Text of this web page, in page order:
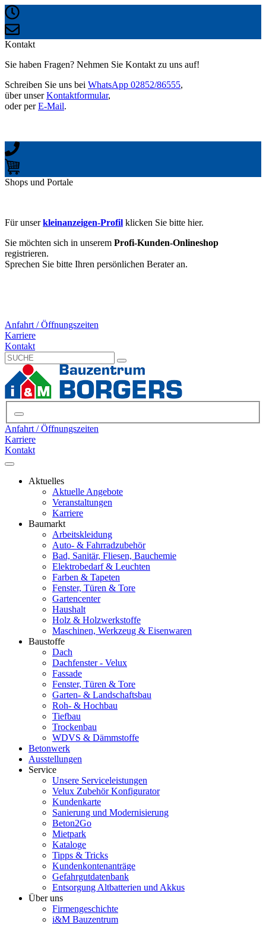
Kontakt
Sie haben Fragen? Nehmen Sie Kontakt zu uns auf!
Schreiben Sie uns bei WhatsApp 02852/86555,
über unserKontaktformular,
oder perE-Mail.
Shops und Portale
Für unserkleinanzeigen-Profil klicken Sie bitte hier.
Sie möchten sich in unserem Profi-Kunden-Onlineshop
registrieren.
Sprechen Sie bitte Ihren persönlichen Berater an.
Anfahrt / Öffnungszeiten
Karriere
Kontakt
Anfahrt / Öffnungszeiten
Karriere
Kontakt
Aktuelles
Aktuelle Angebote
Veranstaltungen
Karriere
Baumarkt
Arbeitskleidung
Auto- & Fahrradzubehör
Bad, Sanitär, Fliesen, Bauchemie
Elektrobedarf & Leuchten
Farben & Tapeten
Fenster, Türen & Tore
Gartencenter
Haushalt
Holz & Holzwerkstoffe
Maschinen, Werkzeug & Eisenwaren
Baustoffe
Dach
Dachfenster - Velux
Fassade
Fenster, Türen & Tore
Garten- & Landschaftsbau
Roh- & Hochbau
Tiefbau
Trockenbau
WDVS & Dämmstoffe
Betonwerk
Ausstellungen
Service
Unsere Serviceleistungen
Velux Zubehör Konfigurator
Kundenkarte
Sanierung und Modernisierung
Beton2Go
Mietpark
Kataloge
Tipps & Tricks
Kundenkontenanträge
Gefahrgutdatenbank
Entsorgung Altbatterien und Akkus
Über uns
Firmengeschichte
i&M Bauzentrum